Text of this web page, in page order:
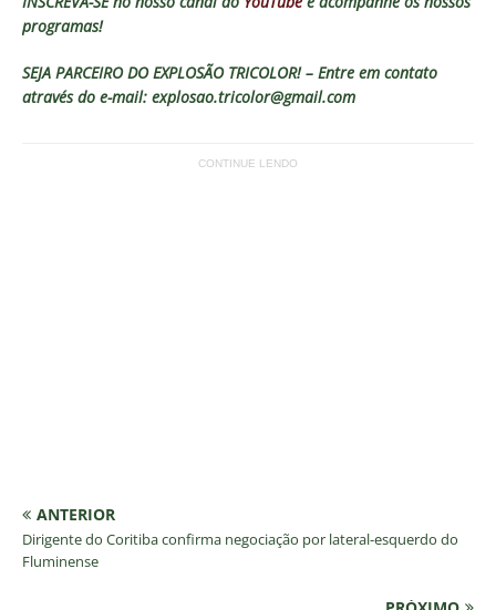
programas!
SEJA PARCEIRO DO EXPLOSÃO TRICOLOR! – Entre em contato
através do e-mail: explosao.tricolor@gmail.com
CONTINUE LENDO
ANTERIOR
Dirigente do Coritiba confirma negociação por lateral-esquerdo do
Fluminense